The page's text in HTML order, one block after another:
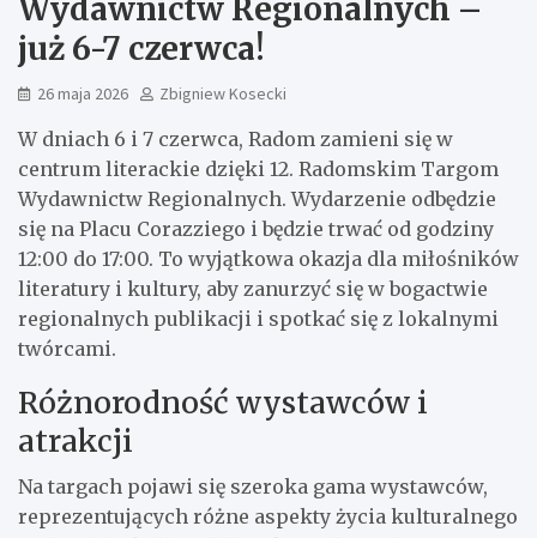
Wydawnictw Regionalnych –
już 6-7 czerwca!
26 maja 2026 Zbigniew Kosecki
W dniach 6 i 7 czerwca, Radom zamieni się w
centrum literackie dzięki 12. Radomskim Targom
Wydawnictw Regionalnych. Wydarzenie odbędzie
się na Placu Corazziego i będzie trwać od godziny
12:00 do 17:00. To wyjątkowa okazja dla miłośników
literatury i kultury, aby zanurzyć się w bogactwie
regionalnych publikacji i spotkać się z lokalnymi
twórcami.
Różnorodność wystawców i
atrakcji
Na targach pojawi się szeroka gama wystawców,
reprezentujących różne aspekty życia kulturalnego